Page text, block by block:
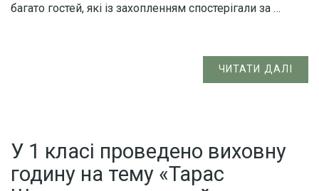
багато гостей, які із захопленням спостерігали за …
ЧИТАТИ ДАЛІ
У 1 класі проведено виховну
годину на тему «Тарас